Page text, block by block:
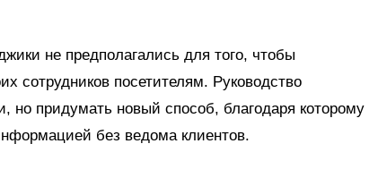
не предполагались для того, чтобы
сотрудников посетителям. Руководство
но придумать новый способ, благодаря которому
без ведома клиентов.